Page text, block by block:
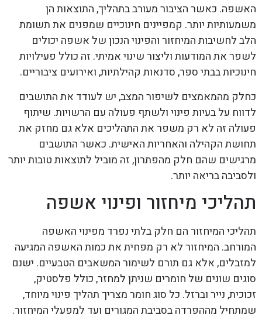
האשפה. כאשר הציבור מעורב בתהליך, התוצאות הן
משמעותיות יותר. קמפיינים חינוכיים שמפנים את תשומת
הלב לחשיבות המיחזור והפינוי הנכון של אשפה יכולים
לשפר את המודעות וליצור שינוי אמיתי. זה כולל פעילויות
חינוכיות בבתי ספר, סדנאות קהילתיות, ואירועים ציבוריים.
כחלק מהמאמצים לשיפור המצב, יש לעודד את התושבים
לדווח על בעיות פינוי ולשתף פעולה עם הרשויות. שיתוף
פעולה זה לא רק משפר את התהליכים אלא גם מחזק את
תחושת הקהילה והאחריות האישית. כאשר התושבים
מרגישים שהם חלק מהפתרון, זה מוביל לתוצאות טובות יותר
ולסביבה בריאה יותר.
תהליכי מיחזור ופינוי אשפה
תהליכי המיחזור הם חלק בלתי נפרד מפינוי האשפה
המורחב. המיחזור לא רק מפחית את כמות האשפה המגיעה
למזבלים, אלא גם תורם לשימור המשאבים הטבעיים. ישנם
סוגים שונים של חומרים שניתן למחזר, כולל פלסטיק,
זכוכית, נייר וברזל. כל סוג חומר מצריך תהליך פינוי מיוחד,
שמתחיל מההפרדה בסביבת המגורים ועד למפעלי המיחזור.